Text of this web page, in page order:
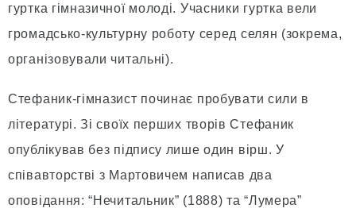
гуртка гімназичної молоді. Учасники гуртка вели
громадсько-культурну роботу серед селян (зокрема,
організовували читальні).
Стефаник-гімназист починає пробувати сили в
літературі. Зі своїх перших творів Стефаник
опублікував без підпису лише один вірш. У
співавторстві з Мартовичем написав два
оповідання: “Нечитальник” (1888) та “Лумера”